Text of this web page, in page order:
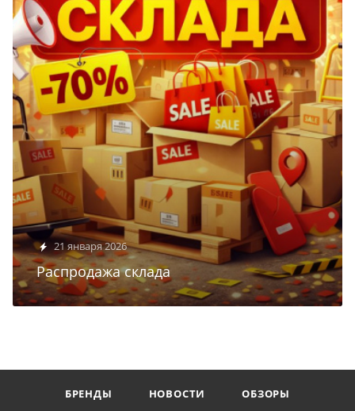
21 января 2026
Распродажа склада
БРЕНДЫ НОВОСТИ
ОБЗОРЫ